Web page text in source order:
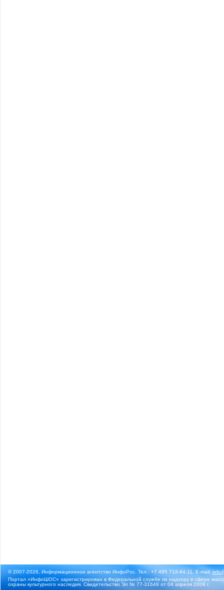
© 2007-2026, Информационное агентство ИнфоРос. Тел.: +7 495 718-84-11, E-mail:
Портал «ИнфоШОС» зарегистрирован в Федеральной службе по надзору в сфере
охраны культурного наследия. Свидетельство Эл № 77-31649 от 04 апреля 2008 г.